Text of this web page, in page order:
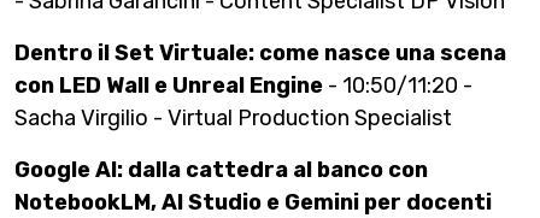
Dentro il Set Virtuale: come nasce una scena
con LED Wall e Unreal Engine - 10:50/11:20 -
Sacha Virgilio - Virtual Production Specialist
Google AI: dalla cattedra al banco con
NotebookLM, AI Studio e Gemini per docenti